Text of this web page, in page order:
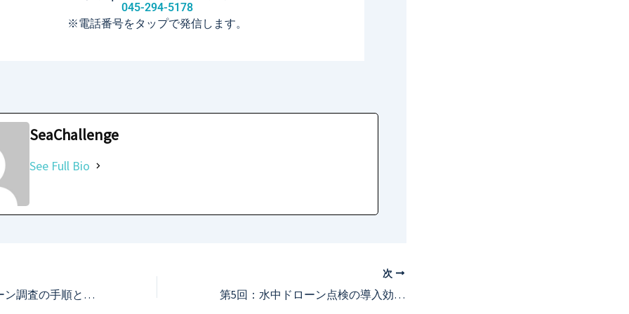
045-294-5178
※電話番号をタップで発信します。
SeaChallenge
See Full Bio
第3回：水中ドローン調査の手順と注意点 安全管理や機材選定のポイントを詳しく解説
次
第5回：水中ドローン点検の導入効果とは？コスト・人手不足・安全性の課題を解決